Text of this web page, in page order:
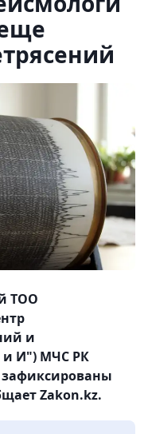
ТОО
и
и И") МЧС РК
зафиксированы
Zakon.kz.